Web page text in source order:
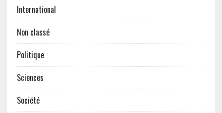
International
Non classé
Politique
Sciences
Société